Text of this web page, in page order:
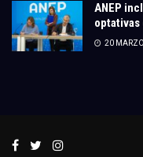
ANEP
optativas
20